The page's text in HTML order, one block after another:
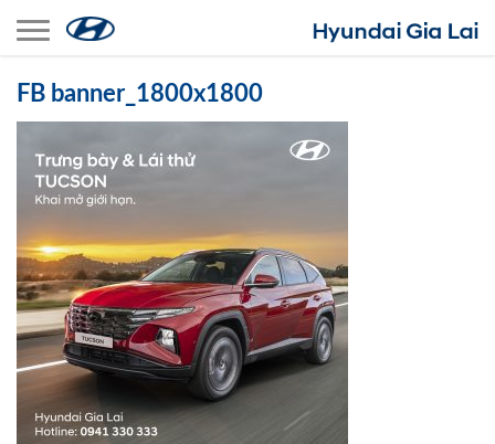
Toggle navigation
FB banner_1800x1800